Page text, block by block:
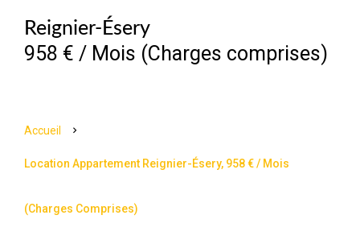
Reignier-Ésery
958 € / Mois (Charges comprises)
Accueil
Location Appartement Reignier-Ésery, 958 € / Mois
(Charges Comprises)